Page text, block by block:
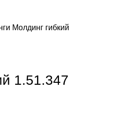
Молдинг гибкий
1.51.347